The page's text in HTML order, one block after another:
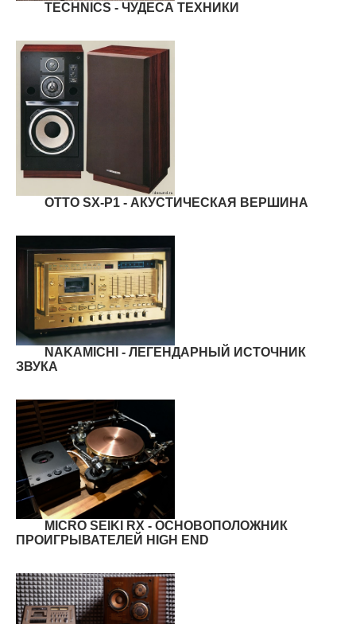
TECHNICS - ЧУДЕСА ТЕХНИКИ
OTTO SX-P1 - АКУСТИЧЕСКАЯ ВЕРШИНА
NAKAMICHI - ЛЕГЕНДАРНЫЙ ИСТОЧНИК
ЗВУКА
MICRO SEIKI RX - ОСНОВОПОЛОЖНИК
ПРОИГРЫВАТЕЛЕЙ HIGH END